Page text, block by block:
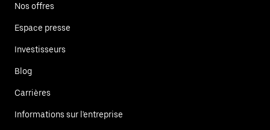
Nos offres
Espace presse
Investisseurs
Blog
Carrières
Informations sur l'entreprise